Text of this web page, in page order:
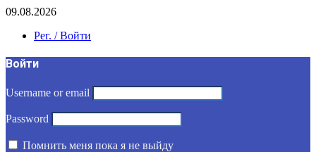
09.08.2026
Рег. / Войти
Войти
Username or email
Password
Помнить меня пока я не выйду